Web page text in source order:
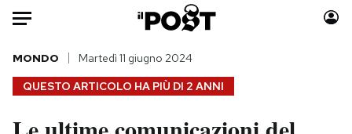
Auto
HOME
Italia
Moda
QUESTO ARTICOLO HA PIÙ DI 2 ANNI
MONDO Martedì 11 giugno 2024